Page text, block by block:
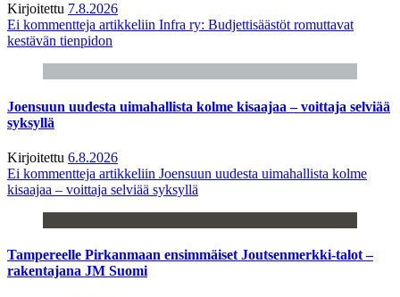
Kirjoitettu 7.8.2026
Ei kommentteja artikkeliin Infra ry: Budjettisäästöt romuttavat
kestävän tienpidon
Joensuun uudesta uimahallista kolme kisaajaa – voittaja selviää
syksyllä
Kirjoitettu 6.8.2026
Ei kommentteja artikkeliin Joensuun uudesta uimahallista kolme
kisaajaa – voittaja selviää syksyllä
Tampereelle Pirkanmaan ensimmäiset Joutsenmerkki-talot –
rakentajana JM Suomi